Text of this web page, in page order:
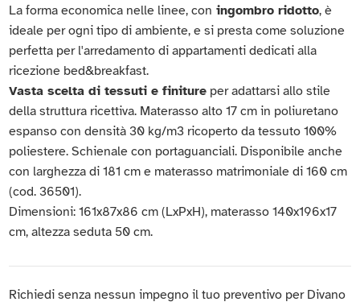
La forma economica nelle linee, con ingombro ridotto, è
ideale per ogni tipo di ambiente, e si presta come soluzione
perfetta per l'arredamento di appartamenti dedicati alla
ricezione bed&breakfast.
Vasta scelta di tessuti e finiture per adattarsi allo stile
della struttura ricettiva. Materasso alto 17 cm in poliuretano
espanso con densità 30 kg/m3 ricoperto da tessuto 100%
poliestere. Schienale con portaguanciali. Disponibile anche
con larghezza di 181 cm e materasso matrimoniale di 160 cm
(cod. 36501).
Dimensioni: 161x87x86 cm (LxPxH), materasso 140x196x17
cm, altezza seduta 50 cm.
Richiedi senza nessun impegno il tuo preventivo per Divano